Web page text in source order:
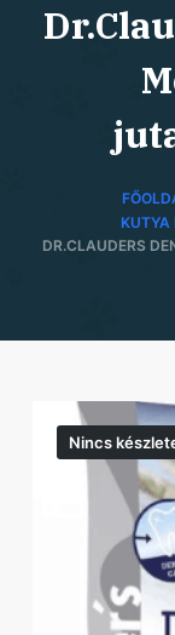
KUTYA
DR.CLAUDERS
Nincs